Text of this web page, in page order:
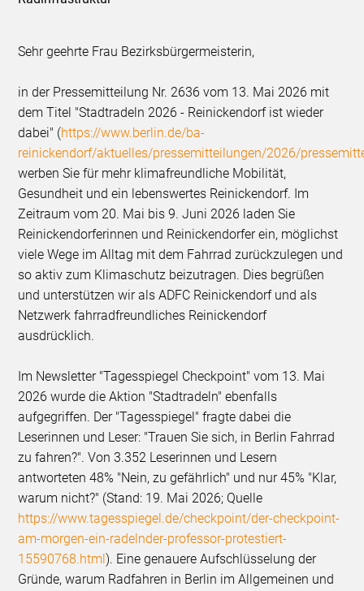
Sehr geehrte Frau Bezirksbürgermeisterin,
in der Pressemitteilung Nr. 2636 vom 13. Mai 2026 mit
dem Titel "Stadtradeln 2026 - Reinickendorf ist wieder
dabei" (https://www.berlin.de/ba-
reinickendorf/aktuelles/pressemitteilungen/2026/
werben Sie für mehr klimafreundliche Mobilität,
Gesundheit und ein lebenswertes Reinickendorf. Im
Zeitraum vom 20. Mai bis 9. Juni 2026 laden Sie
Reinickendorferinnen und Reinickendorfer ein, möglichst
viele Wege im Alltag mit dem Fahrrad zurückzulegen und
so aktiv zum Klimaschutz beizutragen. Dies begrüßen
und unterstützen wir als ADFC Reinickendorf und als
Netzwerk fahrradfreundliches Reinickendorf
ausdrücklich.
Im Newsletter "Tagesspiegel Checkpoint" vom 13. Mai
2026 wurde die Aktion "Stadtradeln" ebenfalls
aufgegriffen. Der "Tagesspiegel" fragte dabei die
Leserinnen und Leser: "Trauen Sie sich, in Berlin Fahrrad
zu fahren?". Von 3.352 Leserinnen und Lesern
antworteten 48% "Nein, zu gefährlich" und nur 45% "Klar,
warum nicht?" (Stand: 19. Mai 2026; Quelle
https://www.tagesspiegel.de/checkpoint/der-checkpoint-
am-morgen-ein-radelnder-professor-protestiert-
15590768.html ). Eine genauere Aufschlüsselung der
Gründe, warum Radfahren in Berlin im Allgemeinen und